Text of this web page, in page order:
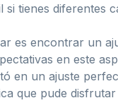
tienes diferentes
es encontrar un
en este
en un ajuste
que pude